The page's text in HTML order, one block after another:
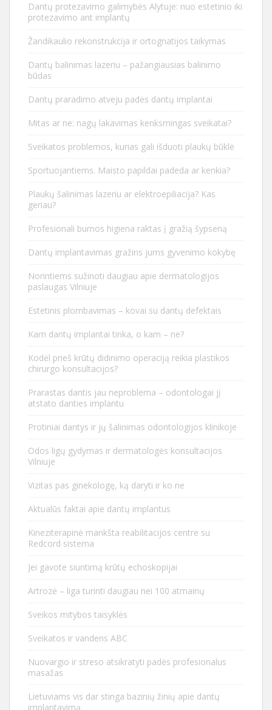
Dantų protezavimo galimybės Alytuje: nuo estetinio iki
protezavimo ant implantų
Žandikaulio rekonstrukcija ir ortognatijos taikymas
Dantų balinimas lazeriu – pažangiausias balinimo
būdas
Dantų praradimo atveju padės dantų implantai
Mitas ar ne: nagų lakavimas kenksmingas sveikatai?
Sveikatos problemos, kurias gali išduoti plaukų būklė
Sportuojantiems. Maisto papildai padeda ar kenkia?
Plaukų šalinimas lazeriu ar elektroepiliacija? Kas
geriau?
Profesionali burnos higiena raktas į gražią šypseną
Dantų implantavimas gražins jums gyvenimo kokybę
Norintiems sužinoti daugiau apie dermatologijos
paslaugas Vilniuje
Estetinis plombavimas – kovai su dantų defektais
Kam dantų implantai tinka, o kam – ne?
Kodėl prieš krūtų didinimo operaciją reikia plastikos
chirurgo konsultacijos?
Prarastas dantis jau neproblema – odontologai jį
atstato danties implantu
Protiniai dantys ir jų šalinimas odontologijos klinikoje
Odos ligų gydymas ir dermatologės konsultacijos
Vilniuje
Vizitas pas ginekologę, ką daryti ir ko ne
Aktualūs faktai apie dantų implantus
Kineziterapinė mankšta reabilitacijos centre su
Redcord sistema
Jei gavote siuntimą krūtų echoskopijai
Artrozė – liga turinti daugiau nei 100 atmainų
Sveikos mitybos taisyklės
Sveikatos ir vandens ABC
Nuovargio ir streso atsikratyti padės profesionalus
masažas
Lietuviams vis dar stinga bazinių žinių apie dantų
implantavimą